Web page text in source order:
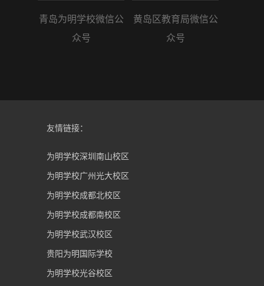
青岛为明学校微信公
众号
黄岛区教育局微信公
众号
友情链接：
为明学校深圳南山校区
为明学校广州光大校区
为明学校成都北校区
为明学校成都南校区
为明学校武汉校区
贵阳为明国际学校
为明学校光谷校区